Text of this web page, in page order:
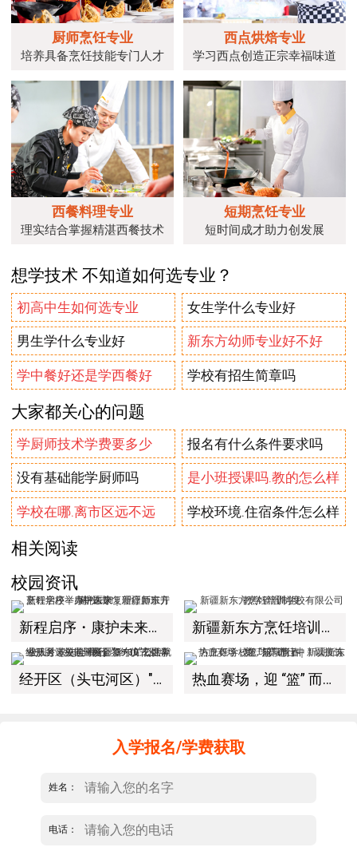
厨师烹饪专业
培养具备烹饪技能专门人才
西点烘焙专业
学习西点创造正宗幸福味道
西餐料理专业
理实结合掌握精湛西餐技术
短期烹饪专业
短时间成才助力创发展
想学技术 不知道如何选专业？
初高中生如何选专业 女生学什么专业好
男生学什么专业好 新东方幼师专业好不好
学中餐好还是学西餐好 学校有招生简章吗
大家都关心的问题
学厨师技术学费要多少 报名有什么条件要求吗
没有基础能学厨师吗 是小班授课吗.教的怎么样
学校在哪.离市区远不远 学校环境.住宿条件怎么样
相关阅读
校园资讯
新程启序・康护未来｜新疆新东方烹饪学校举办中医康复理疗师班开幕仪式！ 新疆新东方烹饪培训学校有限公司教学管理制度
经开区（头屯河区）"3+10"公共就业服务进校园暨新疆新东方烹饪学校人才双选会+校企签约仪式圆满举行 热血赛场，迎 “篮” 而上｜新疆新东方烹饪学校篮球赛进行中！以技筑梦，乐享青春
入学报名/学费获取
姓名：
电话：